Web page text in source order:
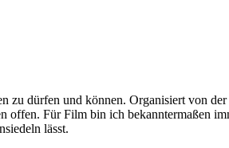
zu dürfen und können. Organisiert von der
offen. Für Film bin ich bekanntermaßen
lässt.